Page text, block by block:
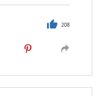
208